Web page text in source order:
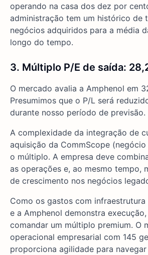
operando na casa dos dez por
administração tem um histórico de
negócios adquiridos para a média
longo do tempo.
3. Múltiplo P/E de saída:
O mercado avalia a Amphenol em
Presumimos que o P/L será
durante nosso período de previsão.
A complexidade da integração de
aquisição da CommScope
o múltiplo. A empresa deve
as operações e, ao mesmo tempo,
de crescimento nos negócios
Como os gastos com infraestrutura
e a Amphenol demonstra
comandar um múltiplo premium. O
operacional empresarial com 145
proporciona agilidade para